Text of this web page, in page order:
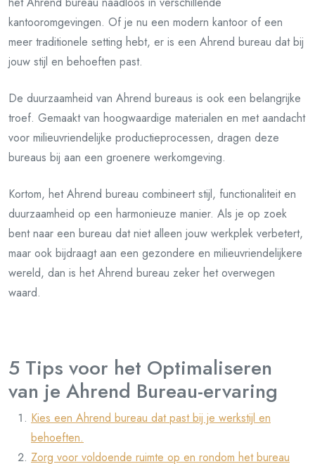
kantooromgevingen. Of je nu een modern kantoor of een
meer traditionele setting hebt, er is een Ahrend bureau dat bij
jouw stijl en behoeften past.
De duurzaamheid van Ahrend bureaus is ook een belangrijke
troef. Gemaakt van hoogwaardige materialen en met aandacht
voor milieuvriendelijke productieprocessen, dragen deze
bureaus bij aan een groenere werkomgeving.
Kortom, het Ahrend bureau combineert stijl, functionaliteit en
duurzaamheid op een harmonieuze manier. Als je op zoek
bent naar een bureau dat niet alleen jouw werkplek verbetert,
maar ook bijdraagt aan een gezondere en milieuvriendelijkere
wereld, dan is het Ahrend bureau zeker het overwegen
waard.
5 Tips voor het Optimaliseren
van je Ahrend Bureau-ervaring
Kies een Ahrend bureau dat past bij je werkstijl en
behoeften.
Zorg voor voldoende ruimte op en rondom het bureau